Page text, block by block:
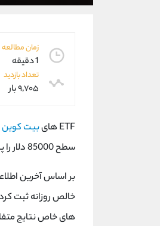
زمان مطالعه
1 دقیقه
تعداد بازدید
۹,۷۰۵ بار
ETF های بیت کوین
سطح 85000 دلار را پیدا کرد.